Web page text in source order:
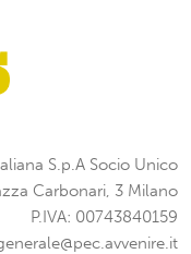
S.p.A Socio Unico
Carbonari, 3 Milano
P.IVA: 00743840159